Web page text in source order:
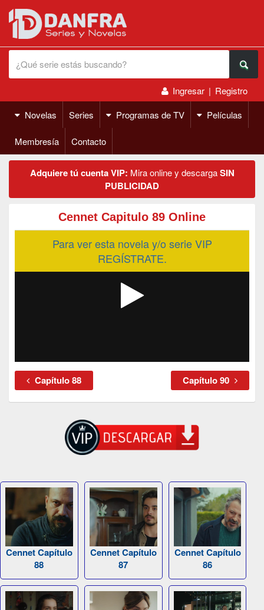
Ingresar | Registro
Novelas
Series Programas de TV Películas
Membresía Contacto
Adquiere tú cuenta VIP: Mira online y descargaSIN
PUBLICIDAD
Cennet Capitulo 89 Online
Para ver esta novela y/o serie VIP
REGÍSTRATE.
Capítulo 88 Capítulo 90
Cennet Capítulo
88
Cennet Capítulo
87
Cennet Capítulo
86